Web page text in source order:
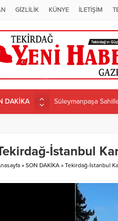
GİZLİLİK KÜNYE İLETİŞİM
DAKİKA
ÜNİVERSİTEDE
Candan Yüceer’den
CANDAN BAŞKAN
Süleymanpaşa
İstanbul
» SON DAKİKA » Tekirdağ-İstanbul